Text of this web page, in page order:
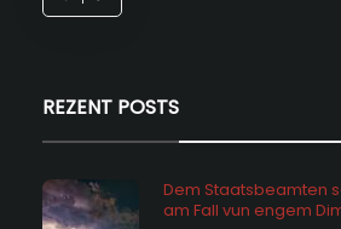
REZENT POSTS
Dem Staatsbeamten
am Fall vun engem